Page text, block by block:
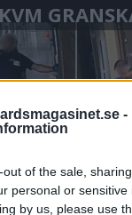
-
out of the sale,
personal or
by us, please use
KVM
den åtalade